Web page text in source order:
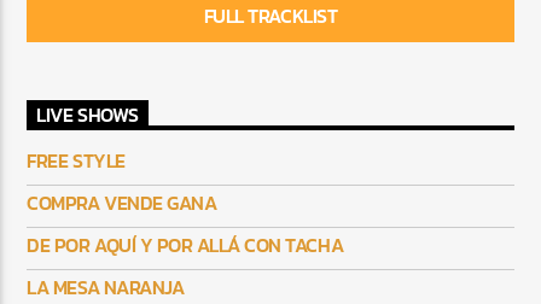
FULL TRACKLIST
LIVE SHOWS
FREE STYLE
COMPRA VENDE GANA
DE POR AQUÍ Y POR ALLÁ CON TACHA
LA MESA NARANJA